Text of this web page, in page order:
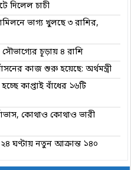
দিলেল চাচী
ভাগ্য খুলছে ৩ রাশির,
সৌভাগ্যের চূড়ায় ৪ রাশি
কাজ শুরু হয়েছে: অর্থমন্ত্রী
কাপ্তাই বাঁধের ১৬টি
কোথাও কোথাও ভারী
ঘণ্টায় নতুন আক্রান্ত ১৪০